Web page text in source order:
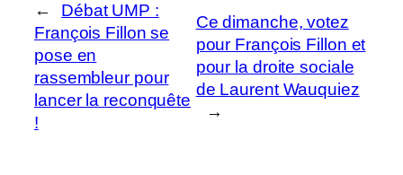
←
Débat UMP :
François Fillon se
pose en
rassembleur pour
lancer la reconquête
!
Ce dimanche, votez
pour François Fillon et
pour la droite sociale
de Laurent Wauquiez
→